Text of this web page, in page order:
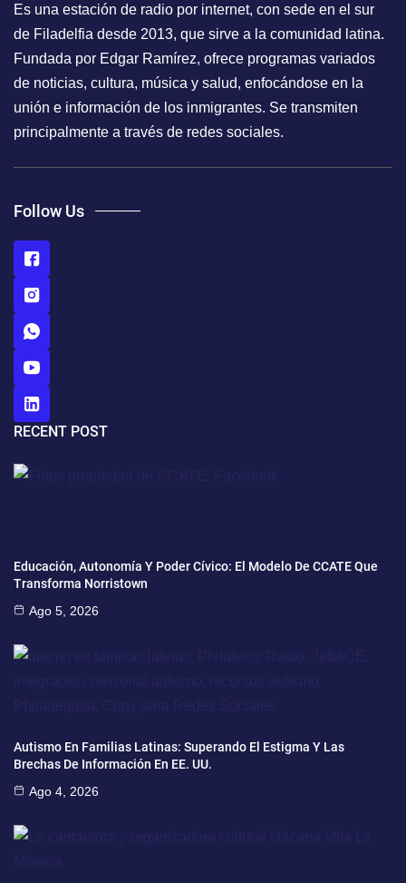
Es una estación de radio por internet, con sede en el sur
de Filadelfia desde 2013, que sirve a la comunidad latina.
Fundada por Edgar Ramírez, ofrece programas variados
de noticias, cultura, música y salud, enfocándose en la
unión e información de los inmigrantes. Se transmiten
principalmente a través de redes sociales.
Follow Us
RECENT POST
Educación, Autonomía Y Poder Cívico: El Modelo De CCATE Que
Transforma Norristown
Ago 5, 2026
Autismo En Familias Latinas: Superando El Estigma Y Las
Brechas De Información En EE. UU.
Ago 4, 2026